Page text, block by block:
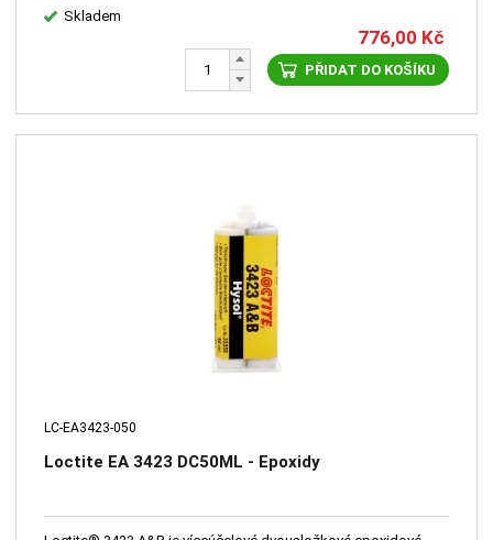
Skladem
776,00 Kč
PŘIDAT DO KOŠÍKU
LC-EA3423-050
Loctite EA 3423 DC50ML - Epoxidy